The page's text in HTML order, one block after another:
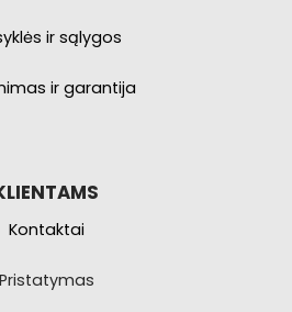
ir sąlygos
ir garantija
Kontaktai
Pristatymas